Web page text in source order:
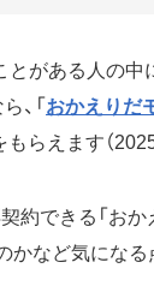
がある人の中
、「 おかえりだ
らえます（
約できる「お
など気になる